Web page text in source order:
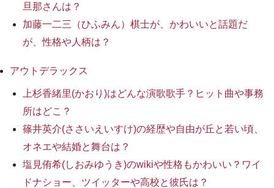
旦那さんは？
加藤一二三（ひふみん）棋士が、かわいいと話題だ
が、性格や人柄は？
アウトデラックス
上杉香緒里(かおり)はどんな演歌歌手？ヒット曲や事務
所はどこ？
篠井英介(ささいえいすけ)の経歴や自由が丘と若い頃、
オネエや結婚と舞台は？
塩見侑希(しおみゆうき)のwikiや性格もかわいい？ワイ
ドナショー、ツイッターや高校と彼氏は？